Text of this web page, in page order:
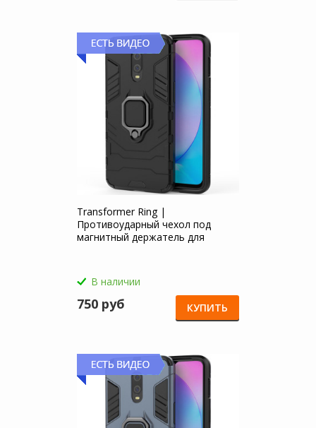
Transformer Ring |
Противоударный чехол под
магнитный держатель для
В наличии
750 руб КУПИТЬ